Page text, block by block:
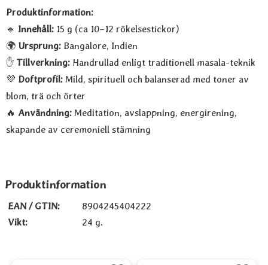
Produktinformation:
🔹 Innehåll: 15 g (ca 10–12 rökelsestickor)
🌍 Ursprung: Bangalore, Indien
✋ Tillverkning: Handrullad enligt traditionell masala-teknik
💜 Doftprofil: Mild, spirituell och balanserad med toner av
blom, trä och örter
🔥 Användning: Meditation, avslappning, energirening,
skapande av ceremoniell stämning
Produktinformation
EAN / GTIN:
8904245404222
Vikt:
24 g.